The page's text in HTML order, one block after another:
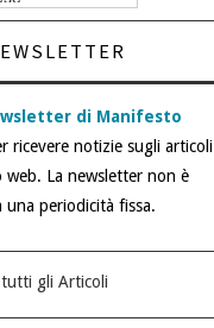
di Manifesto
ricevere notizie sugli articoli
web. La newsletter non è
una periodicità fissa.
tutti gli Articoli